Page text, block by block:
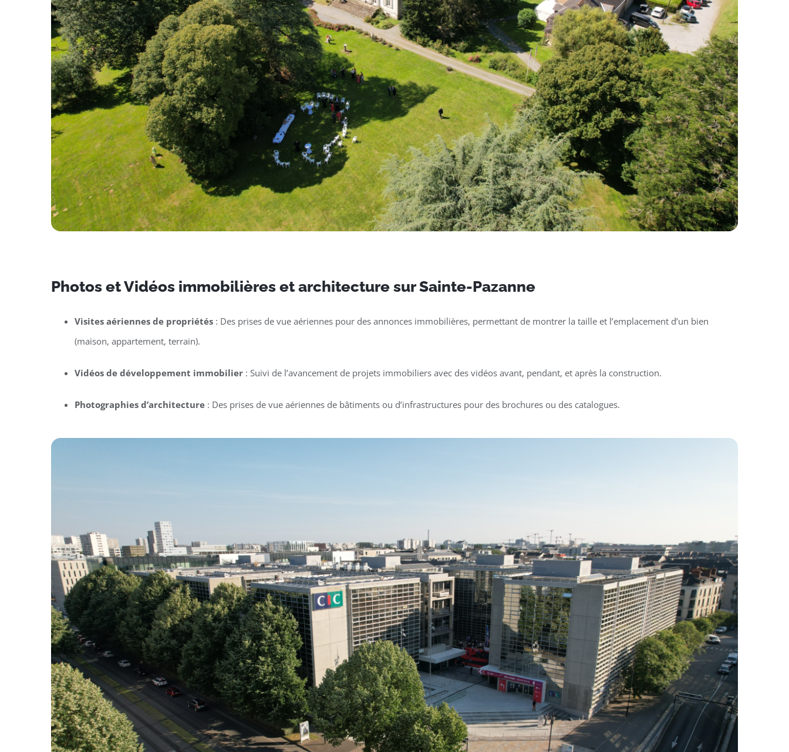
Photos et Vidéos immobilières et architecture sur Sainte-Pazanne
Visites aériennes de propriétés: Des prises de vue aériennes pour des annonces immobilières, permettant de montrer la taille et l’emplacement d’un bien
(maison, appartement, terrain).
Vidéos de développement immobilier: Suivi de l’avancement de projets immobiliers avec des vidéos avant, pendant, et après la construction.
Photographies d’architecture: Des prises de vue aériennes de bâtiments ou d’infrastructures pour des brochures ou des catalogues.